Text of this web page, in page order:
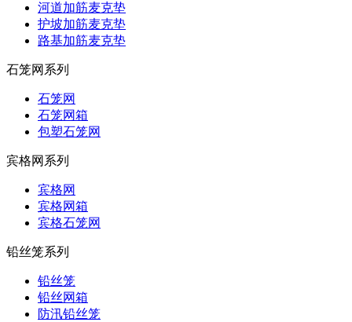
河道加筋麦克垫
护坡加筋麦克垫
路基加筋麦克垫
石笼网系列
石笼网
石笼网箱
包塑石笼网
宾格网系列
宾格网
宾格网箱
宾格石笼网
铅丝笼系列
铅丝笼
铅丝网箱
防汛铅丝笼